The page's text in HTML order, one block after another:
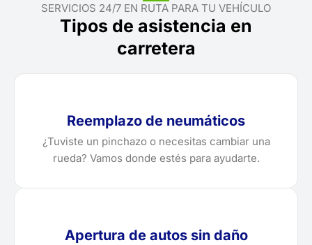
SERVICIOS 24/7 EN RUTA PARA TU VEHÍCULO
Tipos de asistencia en
carretera
Reemplazo de neumáticos
¿Tuviste un pinchazo o necesitas cambiar una
rueda? Vamos donde estés para ayudarte.
Apertura de autos sin daño